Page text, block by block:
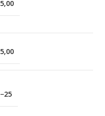
5,00
5,00
−25